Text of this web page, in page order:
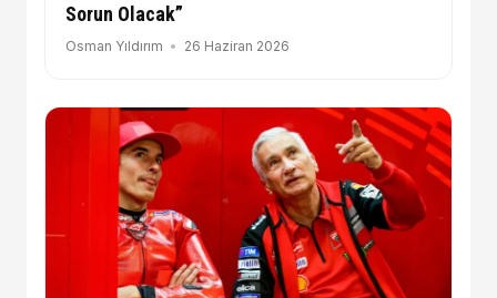
Sorun Olacak”
Osman Yıldırım 26 Haziran 2026